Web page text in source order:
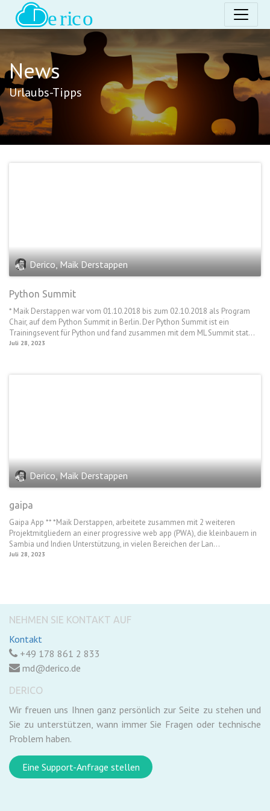
News
Urlaubs-Tipps
Derico, Maik Derstappen
Python Summit
* Maik Derstappen war vom 01.10.2018 bis zum 02.10.2018 als Program
Chair, auf dem Python Summit in Berlin. Der Python Summit ist ein
Trainingsevent für Python und fand zusammen mit dem ML Summit stat...
Juli 28, 2023
Derico, Maik Derstappen
gaipa
Gaipa App ** *Maik Derstappen, arbeitete zusammen mit 2 weiteren
Projektmitgliedern an einer progressive web app (PWA), die kleinbauern in
Sambia und Indien Unterstützung, in vielen Bereichen der Lan...
Juli 28, 2023
NEHMEN SIE KONTAKT AUF
Kontakt
+49 178 861 2 833
md@derico.de
DERICO
Wir freuen uns Ihnen ganz persönlich zur Seite zu stehen und
Sie zu unterstützen, wann immer Sie Fragen oder technische
Problem haben.
Eine Support-Anfrage stellen